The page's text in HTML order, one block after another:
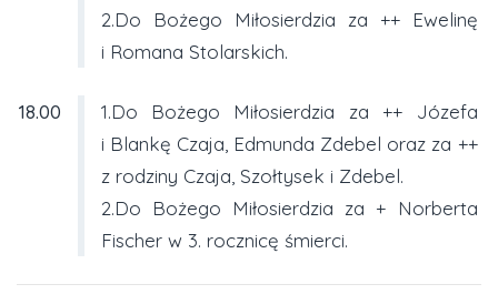
2.Do Bożego Miłosierdzia za ++ Ewelinę
i Romana Stolarskich.
18.00
1.Do Bożego Miłosierdzia za ++ Józefa
i Blankę Czaja, Edmunda Zdebel oraz za ++
z rodziny Czaja, Szołtysek i Zdebel.
2.Do Bożego Miłosierdzia za + Norberta
Fischer w 3. rocznicę śmierci.